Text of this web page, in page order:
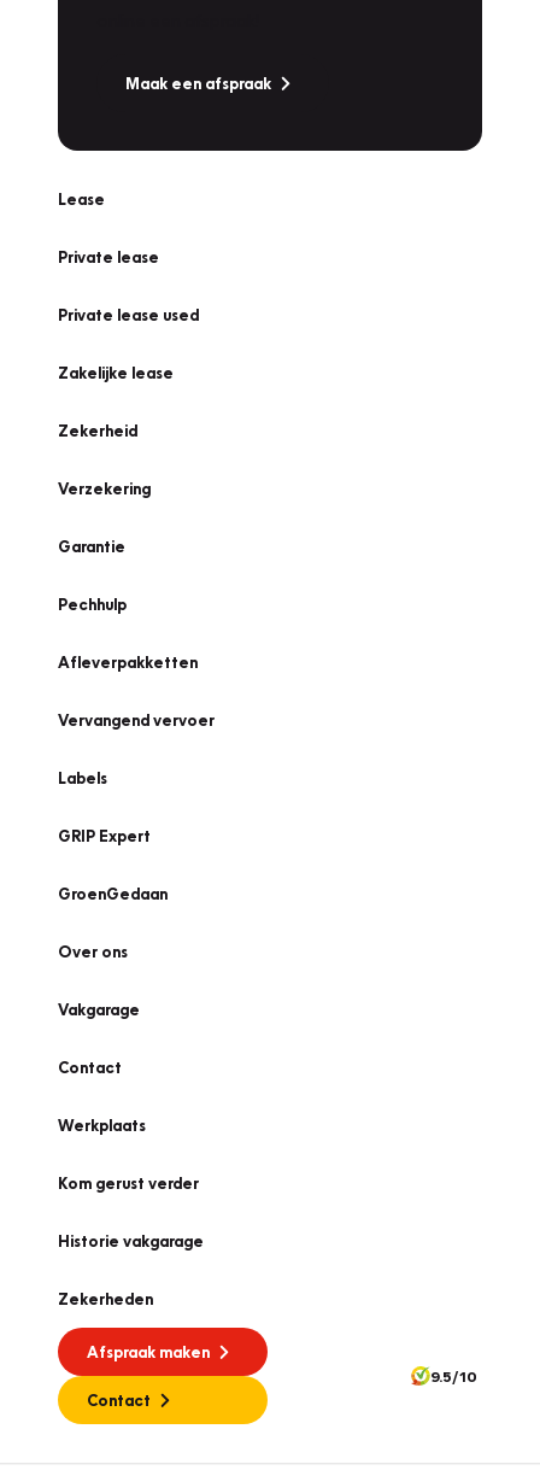
Maak een afspraak
Lease
Private lease
Private lease used
Zakelijke lease
Zekerheid
Verzekering
Garantie
Pechhulp
Afleverpakketten
Vervangend vervoer
Labels
GRIP Expert
GroenGedaan
Over ons
Vakgarage
Contact
Werkplaats
Kom gerust verder
Historie vakgarage
Zekerheden
Afspraak maken
Contact
9.5/10